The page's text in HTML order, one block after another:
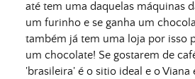
até tem uma daquelas máquinas
um furinho e se ganha um
também já tem uma loja por isso
um chocolate! Se gostarem de
'brasileira' é o sitio ideal e o Viana